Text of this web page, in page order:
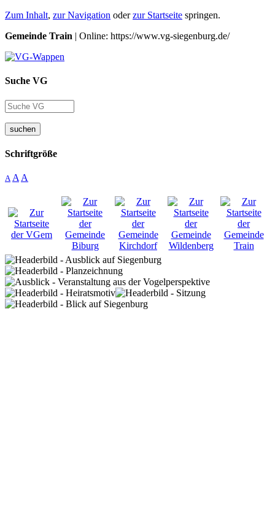
Zum Inhalt, zur Navigation oderzur Startseite springen.
Gemeinde Train | Online: https://www.vg-siegenburg.de/
Suche VG
suchen
Schriftgröße
A A A